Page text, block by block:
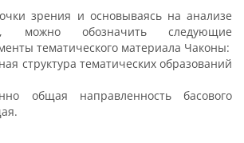
зрения и основываясь на анализе
можно обозначить следующие
тематического материала Чаконы:
структура тематических образований
общая направленность басового